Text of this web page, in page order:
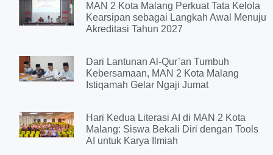
MAN 2 Kota Malang Perkuat Tata Kelola
Kearsipan sebagai Langkah Awal Menuju
Akreditasi Tahun 2027
Dari Lantunan Al-Qur’an Tumbuh
Kebersamaan, MAN 2 Kota Malang
Istiqamah Gelar Ngaji Jumat
Hari Kedua Literasi AI di MAN 2 Kota
Malang: Siswa Bekali Diri dengan Tools
AI untuk Karya Ilmiah